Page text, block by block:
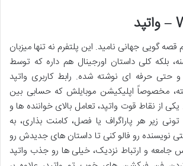
قصه گویی جهانی نامید. این پلتفرم نه تنها میزبان
بلکه کلی داستان اورجینال هم داره که توسط
و حتی حرفه ای نوشته شده. رابط کاربری واتپد
مخصوصاً اپلیکیشن موبایلش که حسابی بین
از نقاط قوت واتپد، تعامل بالای خواننده ها و
زیر هر پاراگراف یا فصل، کامنت بذاری، به
نویسنده رو فالو کنی تا داستان های جدیدش رو
و ارتباط نزدیک، خیلی ها رو جذب واتپد